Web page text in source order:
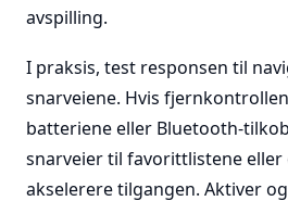
avspilling.
I praksis, test responsen til
snarveiene. Hvis
batteriene eller Bluetooth-
snarveier til favorittlistene
akselerere tilgangen. Aktiver